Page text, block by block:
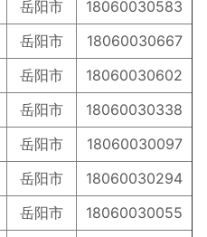
岳阳市
18060030583
岳阳市
18060030667
岳阳市
18060030602
岳阳市
18060030338
岳阳市
18060030097
岳阳市
18060030294
岳阳市
18060030055